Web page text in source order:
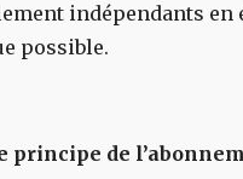
indépendants en
possible.
de